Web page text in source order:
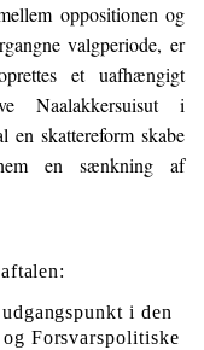
oppositionen og
valgperiode, er
et uafhængigt
Naalakkersuisut i
en skattereform skabe
en sænkning af
i den
Forsvarspolitiske